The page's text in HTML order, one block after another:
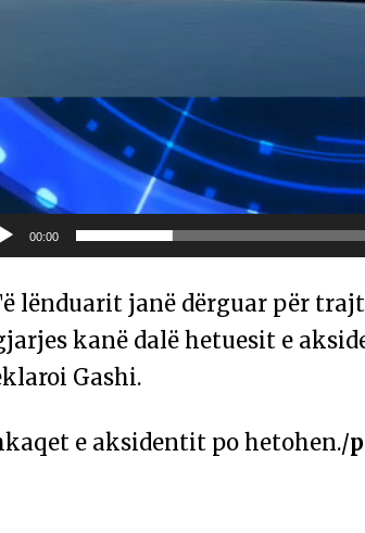
00:00
lënduarit janë dërguar për
kanë dalë hetuesit e
Gashi.
e aksidentit po hetohen./